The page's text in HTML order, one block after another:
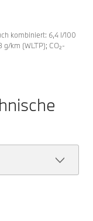
kombiniert: 6,4 l/100
km (WLTP); CO₂-